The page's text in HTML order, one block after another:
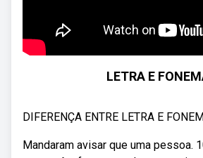
LETRA E
DIFERENÇA ENTRE LETRA E
Mandaram avisar que uma pessoa.